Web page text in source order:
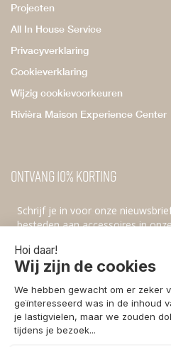
Projecten
All In House Service
Privacyverklaring
Cookieverklaring
Wijzig cookievoorkeuren
Rivièra Maison Experience Center
Ontvang 10% korting
Schrijf je in voor onze
besteden aan accessoires in